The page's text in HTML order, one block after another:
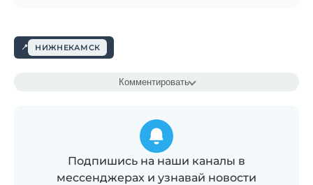
НИЖНЕКАМСК
Комментировать
Подпишись на наши каналы в
мессенджерах и узнавай новости